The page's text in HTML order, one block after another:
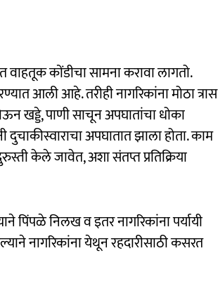
वाहतूक कोंडीचा सामना करावा लागतो.
आली आहे. तरीही नागरिकांना मोठा त्रास
खड्डे, पाणी साचून अपघातांचा धोका
दुचाकीस्वाराचा अपघातात झाला होता. काम
केले जावेत, अशा संतप्त प्रतिक्रिया
पिंपळे निलख व इतर नागरिकांना पर्यायी
नागरिकांना येथून रहदारीसाठी कसरत